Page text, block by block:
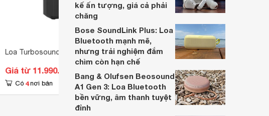
Loa Turbosound iNSPIRE iP300
Giá từ 11.990.000 đ
Có 4 nơi bán
Loa Turbosound Inspire IP500
Giá từ 15.180.000 đ
Có nơi bán
kế ấn tượng, giá cả phải
chăng
Bose SoundLink Plus: Loa
Bluetooth mạnh mẽ,
nhưng trải nghiệm đắm
chìm còn hạn chế
Bang & Olufsen Beosound
A1 Gen 3: Loa Bluetooth
bền vững, âm thanh tuyệt
đỉnh